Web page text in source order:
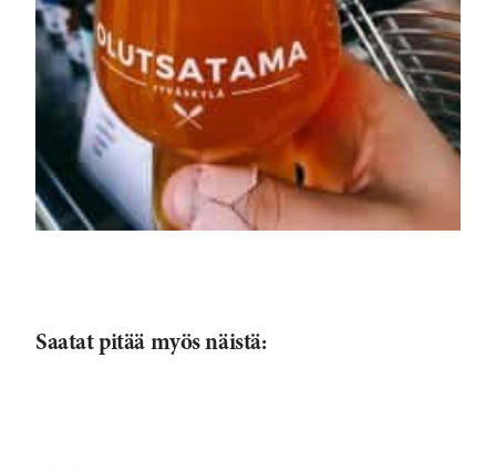
Saatat pitää myös näistä: